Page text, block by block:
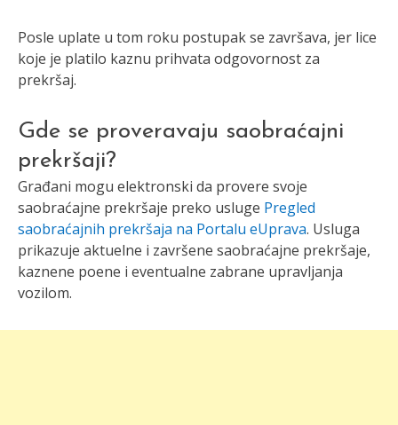
Posle uplate u tom roku postupak se završava, jer lice
koje je platilo kaznu prihvata odgovornost za
prekršaj.
Gde se proveravaju saobraćajni
prekršaji?
Građani mogu elektronski da provere svoje
saobraćajne prekršaje preko usluge Pregled
saobraćajnih prekršaja na Portalu eUprava. Usluga
prikazuje aktuelne i završene saobraćajne prekršaje,
kaznene poene i eventualne zabrane upravljanja
vozilom.